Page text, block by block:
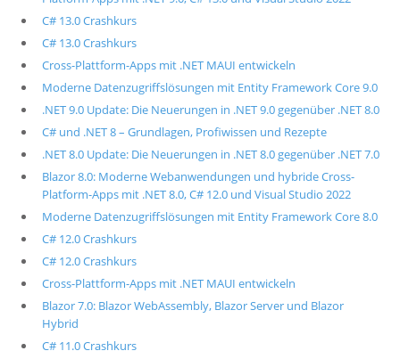
C# 13.0 Crashkurs
C# 13.0 Crashkurs
Cross-Plattform-Apps mit .NET MAUI entwickeln
Moderne Datenzugriffslösungen mit Entity Framework Core 9.0
.NET 9.0 Update: Die Neuerungen in .NET 9.0 gegenüber .NET 8.0
C# und .NET 8 – Grundlagen, Profiwissen und Rezepte
.NET 8.0 Update: Die Neuerungen in .NET 8.0 gegenüber .NET 7.0
Blazor 8.0: Moderne Webanwendungen und hybride Cross-
Platform-Apps mit .NET 8.0, C# 12.0 und Visual Studio 2022
Moderne Datenzugriffslösungen mit Entity Framework Core 8.0
C# 12.0 Crashkurs
C# 12.0 Crashkurs
Cross-Plattform-Apps mit .NET MAUI entwickeln
Blazor 7.0: Blazor WebAssembly, Blazor Server und Blazor
Hybrid
C# 11.0 Crashkurs